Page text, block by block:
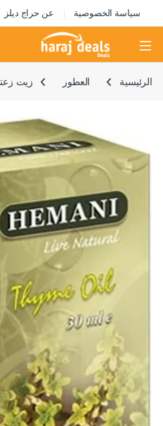
سياسة الخصوصية عن حراج ديلز
Open
الرئيسية العطور زيت زعتر